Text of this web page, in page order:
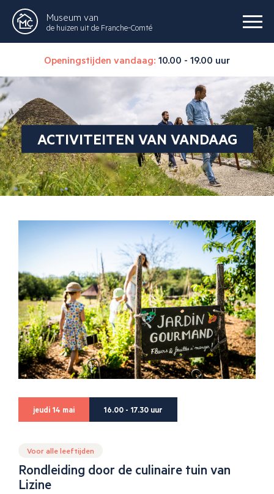
Museum van
de huizen uit de Franche-Comté
Openingstijden vandaag: 10.00 - 19.00 uur
ACTIVITEITEN VAN VANDAAG
jeudi 14 mai 16.00 - 17.30 uur
Voor alle leeftijden
Rondleiding door de culinaire tuin van
Lizine